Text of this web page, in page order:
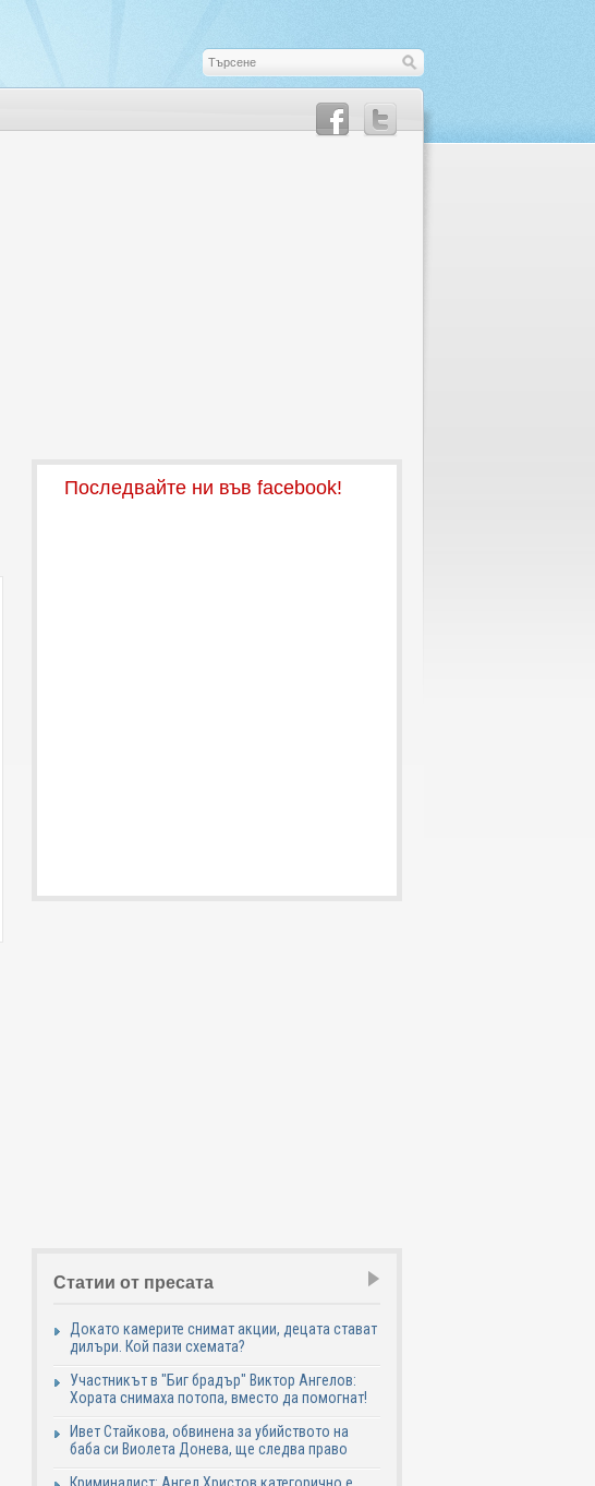
Последвайте ни във facebook!
Статии от пресата
Докато камерите снимат акции, децата стават
дилъри. Кой пази схемата?
Участникът в "Биг брадър" Виктор Ангелов:
Хората снимаха потопа, вместо да помогнат!
Ивет Стайкова, обвинена за убийството на
баба си Виолета Донева, ще следва право